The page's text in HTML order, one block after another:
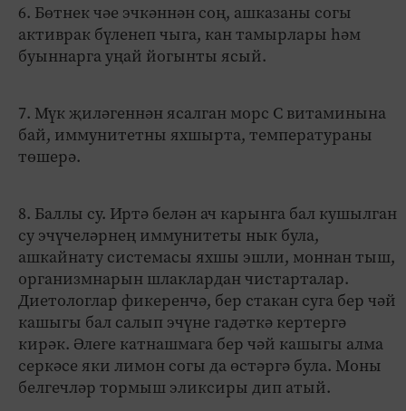
6. Бөтнек чәе эчкәннән соң, ашказаны согы
активрак бүленеп чыга, кан тамырлары һәм
буыннарга уңай йогынты ясый.
7. Мүк җиләгеннән ясалган морс С витаминына
бай, иммунитетны яхшырта, температураны
төшерә.
8. Баллы су. Иртә белән ач карынга бал кушылган
су эчүчеләрнең иммунитеты нык була,
ашкайнату системасы яхшы эшли, моннан тыш,
организмнарын шлаклардан чистарталар.
Диетологлар фикеренчә, бер стакан суга бер чәй
кашыгы бал салып эчүне гадәткә кертергә
кирәк. Әлеге катнашмага бер чәй кашыгы алма
серкәсе яки лимон согы да өстәргә була. Моны
белгечләр тормыш эликсиры дип атый.